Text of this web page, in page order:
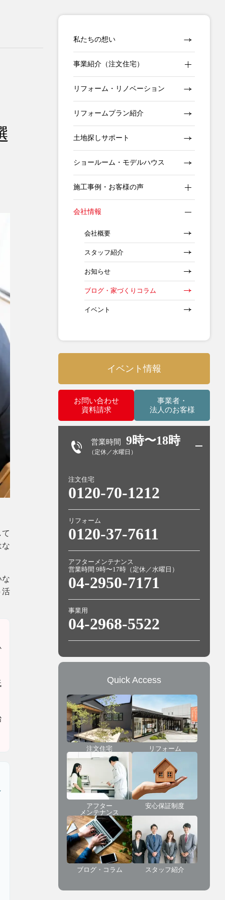
な
活
私たちの想い
事業紹介（注文住宅）
リフォーム・リノベーション
リフォームプラン紹介
土地探しサポート
ショールーム・モデルハウス
施工事例・お客様の声
会社情報
会社概要
スタッフ紹介
お知らせ
ブログ・家づくりコラム
イベント
イベント情報
お問い合わせ
資料請求
事業者・
法人のお客様
営業時間 9時〜18時
（定休／水曜日）
注文住宅
0120-70-1212
リフォーム
0120-37-7611
アフターメンテナンス
営業時間 9時〜17時（定休／水曜日）
04-2950-7171
事業用
04-2968-5522
Quick Access
注文住宅 リフォーム
アフター
メンテナンス
安心保証制度
ブログ・コラム スタッフ紹介